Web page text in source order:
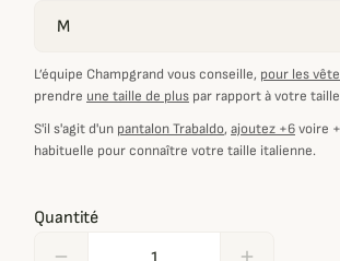
L’équipe Champgrand vous conseille, pour les
prendre une taille de plus par rapport à votre
S'il s'agit d'un pantalon Trabaldo, ajoutez +6voire
habituelle pour connaître votre taille italienne.
Quantité
remove add